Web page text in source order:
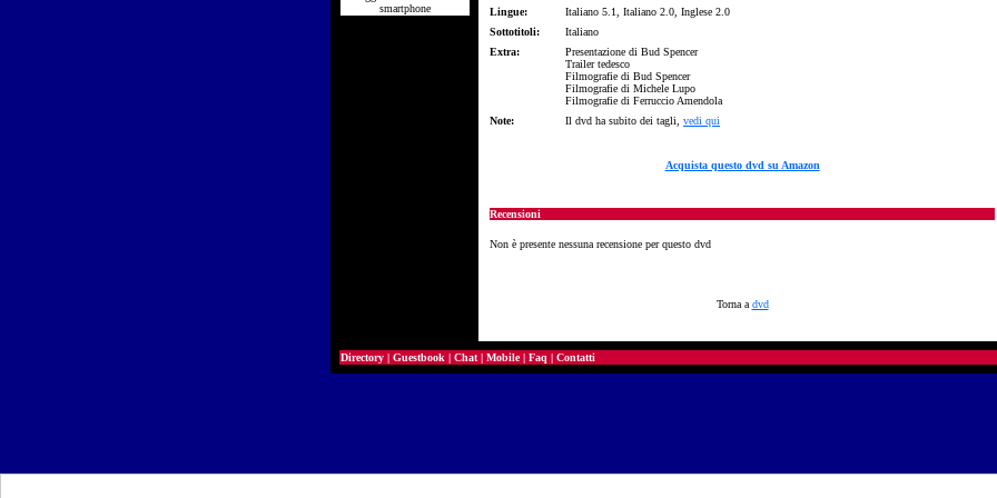
smartphone
Lingue:
Italiano 5.1, Italiano 2.0, Inglese 2.0
Sottotitoli:
Italiano
Extra:
Presentazione di Bud Spencer
Trailer tedesco
Filmografie di Bud Spencer
Filmografie di Michele Lupo
Filmografie di Ferruccio Amendola
Note:
Il dvd ha subito dei tagli, vedi qui
Acquista questo dvd su Amazon
Recensioni
Non è presente nessuna recensione per questo dvd
Torna a dvd
Directory | Guestbook | Chat | Mobile| Faq | Contatti